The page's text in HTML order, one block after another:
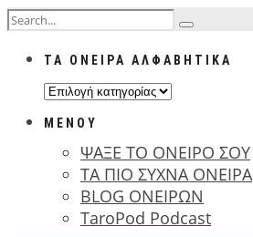
ΤΑ ΟΝΕΙΡΑ ΑΛΦΑΒΗΤΙΚΑ
ΤΑ
ΑΛΦΑΒΗΤΙΚΑ
ΜΕΝΟΥ
ΨΑΞΕ ΤΟ ΟΝΕΙΡΟ ΣΟΥ
ΤΑ ΠΙΟ ΣΥΧΝΑ ΟΝΕΙΡΑ
BLOG ΟΝΕΙΡΩΝ
TaroPod Podcast